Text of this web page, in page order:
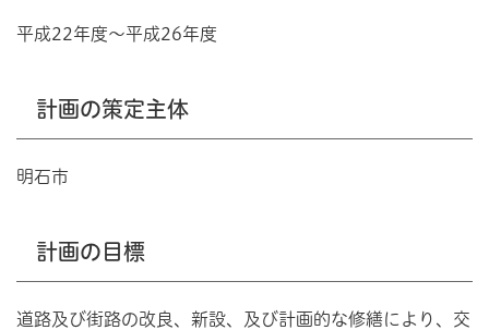
平成22年度～平成26年度
計画の策定主体
明石市
計画の目標
道路及び街路の改良、新設、及び計画的な修繕により、交